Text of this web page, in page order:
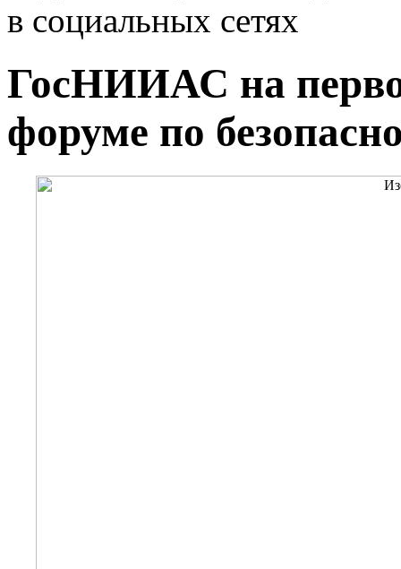
в социальных сетях
ГосНИИАС на
форуме по